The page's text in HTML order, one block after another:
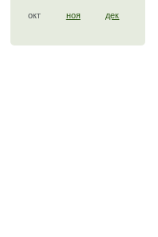
окт ноя дек